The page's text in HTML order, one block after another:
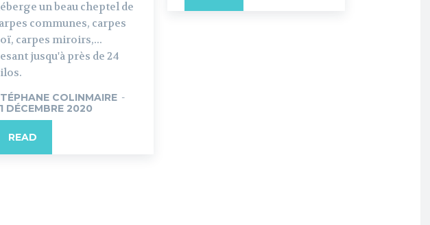
un beau cheptel de
communes, carpes
carpes miroirs,...
jusqu'à près de 24
COLINMAIRE -
DÉCEMBRE 2020
READ